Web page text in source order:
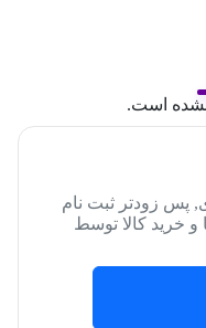
است.
پس زودتر ثبت نام
و خرید کالا توسط